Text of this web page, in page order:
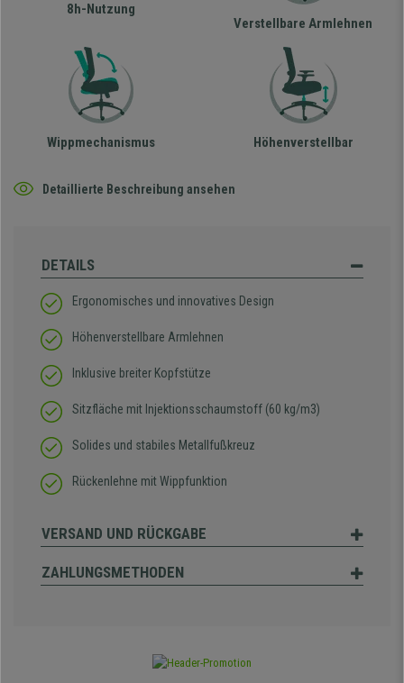
8h-Nutzung
Verstellbare Armlehnen
Wippmechanismus Höhenverstellbar
Detaillierte Beschreibung ansehen
DETAILS
Ergonomisches und innovatives Design
Höhenverstellbare Armlehnen
Inklusive breiter Kopfstütze
Sitzfläche mit Injektionsschaumstoff (60 kg/m3)
Solides und stabiles Metallfußkreuz
Rückenlehne mit Wippfunktion
VERSAND UND RÜCKGABE
ZAHLUNGSMETHODEN